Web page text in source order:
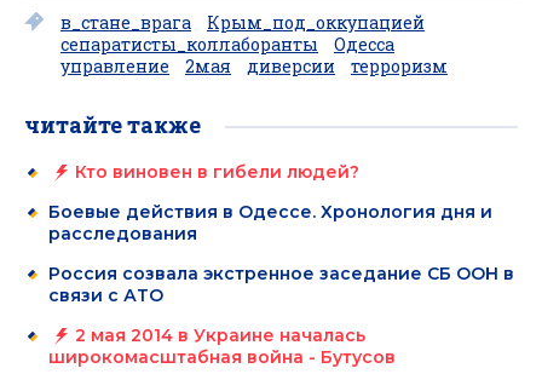
в_стане_врага
Крым_под_оккупацией
сепаратисты_коллаборанты
Одесса
управление
2мая диверсии терроризм
читайте также
Кто виновен в гибели людей?
Боевые действия в Одессе. Хронология дня и
расследования
Россия созвала экстренное заседание СБ ООН в
связи с АТО
2 мая 2014 в Украине началась
широкомасштабная война - Бутусов